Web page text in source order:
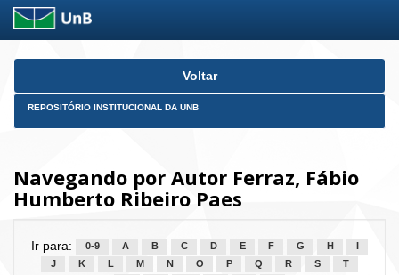
Skip
Voltar
REPOSITÓRIO INSTITUCIONAL DA UNB
Navegando por Autor Ferraz, Fábio
Humberto Ribeiro Paes
Ir para: 0-9 A B C D E F G H
J
K L M N O P Q R S
T